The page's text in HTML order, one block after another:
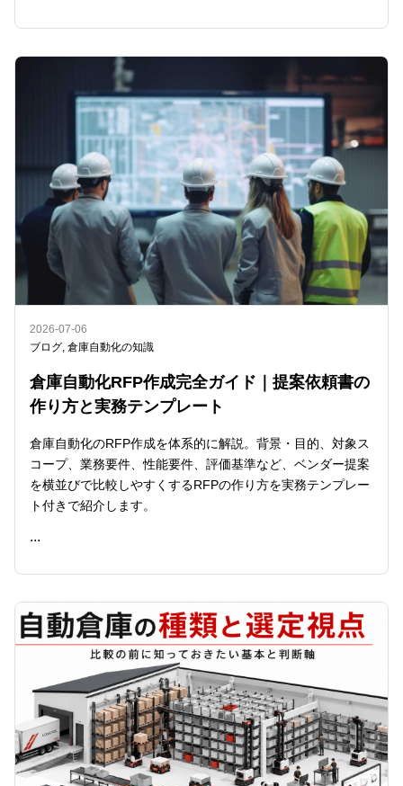
2026-07-06
ブログ, 倉庫自動化の知識
倉庫自動化RFP作成完全ガイド｜提案依頼書の
作り方と実務テンプレート
倉庫自動化のRFP作成を体系的に解説。背景・目的、対象ス
コープ、業務要件、性能要件、評価基準など、ベンダー提案
を横並びで比較しやすくするRFPの作り方を実務テンプレー
ト付きで紹介します。
...
READ ME